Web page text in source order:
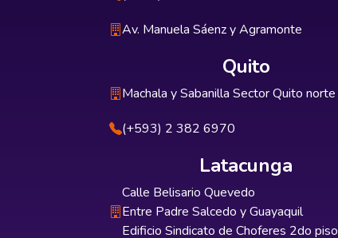
Av. Manuela Sáenz y Agramonte
Quito
Machala y Sabanilla Sector Quito norte
(+593) 2 382 6970
Latacunga
Calle Belisario Quevedo
Entre Padre Salcedo y Guayaquil
Edificio Sindicato de Choferes 2do piso